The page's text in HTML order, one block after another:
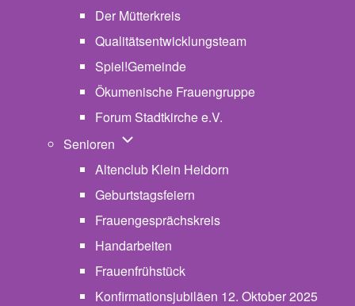
Der Mütterkreis
Qualitätsentwicklungsteam
Spiel!Gemeinde
Ökumenische Frauengruppe
Forum Stadtkirche e.V.
Senioren Unternavigation von Senioren
Altenclub Klein Heidorn
Geburtstagsfeiern
Frauengesprächskreis
Handarbeiten
Frauenfrühstück
Konfirmationsjubiläen 12. Oktober 2025